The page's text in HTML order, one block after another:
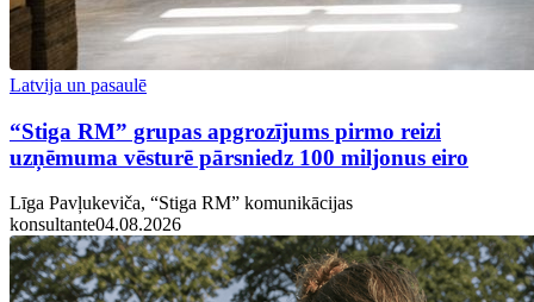
Latvija un pasaulē
“Stiga RM” grupas apgrozījums pirmo reizi
uzņēmuma vēsturē pārsniedz 100 miljonus eiro
Līga Pavļukeviča, “Stiga RM” komunikācijas
konsultante04.08.2026